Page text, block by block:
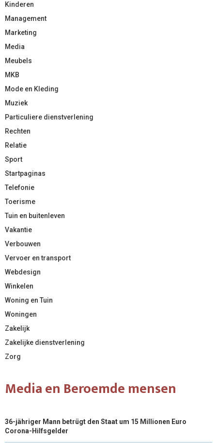
Kinderen
Management
Marketing
Media
Meubels
MKB
Mode en Kleding
Muziek
Particuliere dienstverlening
Rechten
Relatie
Sport
Startpaginas
Telefonie
Toerisme
Tuin en buitenleven
Vakantie
Verbouwen
Vervoer en transport
Webdesign
Winkelen
Woning en Tuin
Woningen
Zakelijk
Zakelijke dienstverlening
Zorg
Media en Beroemde mensen
36-jähriger Mann betrügt den Staat um 15 Millionen Euro
Corona-Hilfsgelder